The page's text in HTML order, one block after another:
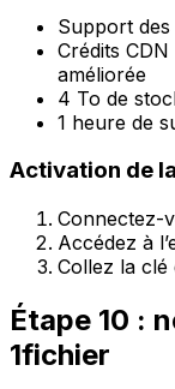
Support
Crédits
améliorée
4 To de
1 heure de
Activation de
Connectez-
Accédez à
Collez la clé
Étape 10 :
1fichier